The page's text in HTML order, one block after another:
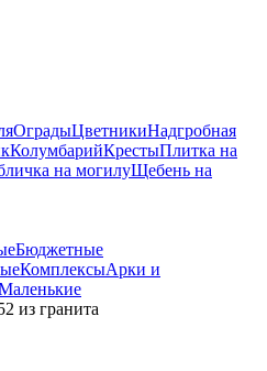
ОградыЦветникиНадгробная
КолумбарийКрестыПлитка на
на могилуЩебень на
Бюджетные
КомплексыАрки и
из гранита